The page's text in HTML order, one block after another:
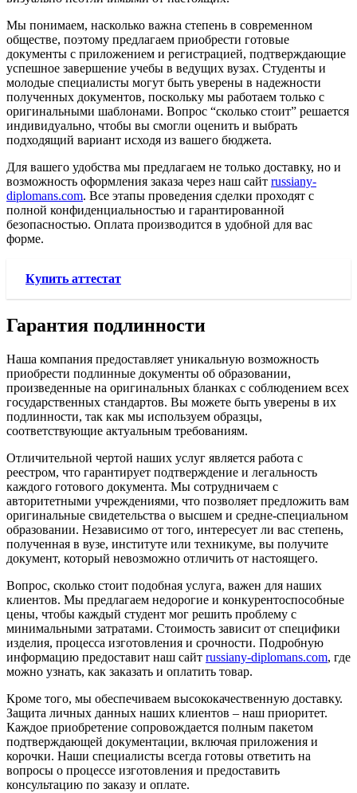
Мы понимаем, насколько важна степень в современном
обществе, поэтому предлагаем приобрести готовые
документы с приложением и регистрацией, подтверждающие
успешное завершение учебы в ведущих вузах. Студенты и
молодые специалисты могут быть уверены в надежности
полученных документов, поскольку мы работаем только с
оригинальными шаблонами. Вопрос “сколько стоит” решается
индивидуально, чтобы вы смогли оценить и выбрать
подходящий вариант исходя из вашего бюджета.
Для вашего удобства мы предлагаем не только доставку, но и
возможность оформления заказа через наш сайт russiany-
diplomans.com. Все этапы проведения сделки проходят с
полной конфиденциальностью и гарантированной
безопасностью. Оплата производится в удобной для вас
форме.
Купить аттестат
Гарантия подлинности
Наша компания предоставляет уникальную возможность
приобрести подлинные документы об образовании,
произведенные на оригинальных бланках с соблюдением всех
государственных стандартов. Вы можете быть уверены в их
подлинности, так как мы используем образцы,
соответствующие актуальным требованиям.
Отличительной чертой наших услуг является работа с
реестром, что гарантирует подтверждение и легальность
каждого готового документа. Мы сотрудничаем с
авторитетными учреждениями, что позволяет предложить вам
оригинальные свидетельства о высшем и средне-специальном
образовании. Независимо от того, интересует ли вас степень,
полученная в вузе, институте или техникуме, вы получите
документ, который невозможно отличить от настоящего.
Вопрос, сколько стоит подобная услуга, важен для наших
клиентов. Мы предлагаем недорогие и конкурентоспособные
цены, чтобы каждый студент мог решить проблему с
минимальными затратами. Стоимость зависит от специфики
изделия, процесса изготовления и срочности. Подробную
информацию предоставит наш сайт russiany-diplomans.com, где
можно узнать, как заказать и оплатить товар.
Кроме того, мы обеспечиваем высококачественную доставку.
Защита личных данных наших клиентов – наш приоритет.
Каждое приобретение сопровождается полным пакетом
подтверждающей документации, включая приложения и
корочки. Наши специалисты всегда готовы ответить на
вопросы о процессе изготовления и предоставить
консультацию по заказу и оплате.